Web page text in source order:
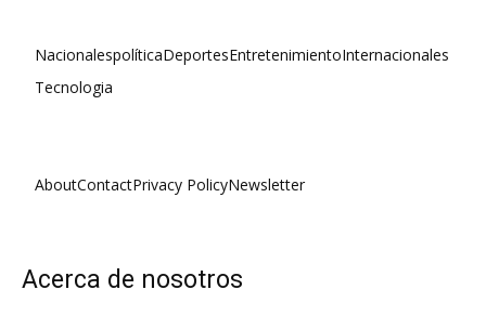
NacionalespolíticaDeportesEntretenimientoInternacionales
Tecnologia
AboutContactPrivacy PolicyNewsletter
Acerca de nosotros